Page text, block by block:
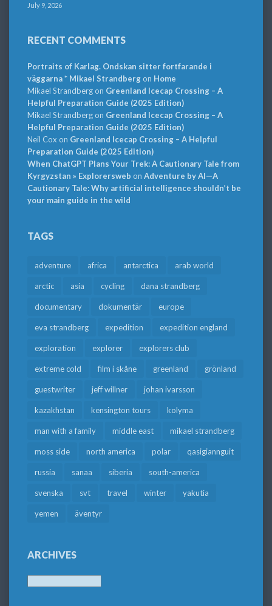
July 9, 2026
RECENT COMMENTS
Portraits of Karlag. Ondskan sitter fortfarande i
väggarna * Mikael Strandbergon Home
Mikael Strandbergon Greenland Icecap Crossing – A
Helpful Preparation Guide (2025 Edition)
Mikael Strandbergon Greenland Icecap Crossing – A
Helpful Preparation Guide (2025 Edition)
Neil Cox on Greenland Icecap Crossing – A Helpful
Preparation Guide (2025 Edition)
When ChatGPT Plans Your Trek: A Cautionary Tale from
Kyrgyzstan » Explorersweb on Adventure by AI—A
Cautionary Tale: Why artificial intelligence shouldn’t be
your main guide in the wild
TAGS
adventure africa antarctica arab world
arctic asia cycling dana strandberg
documentary dokumentär europe
eva strandberg expedition expedition england
exploration explorer explorers club
extreme cold film i skåne greenland grönland
guestwriter jeff willner johan ivarsson
kazakhstan kensington tours kolyma
man with a family middle east mikael strandberg
moss side north america polar qasigiannguit
russia sanaa siberia south-america
svenska svt travel winter yakutia
yemen äventyr
ARCHIVES